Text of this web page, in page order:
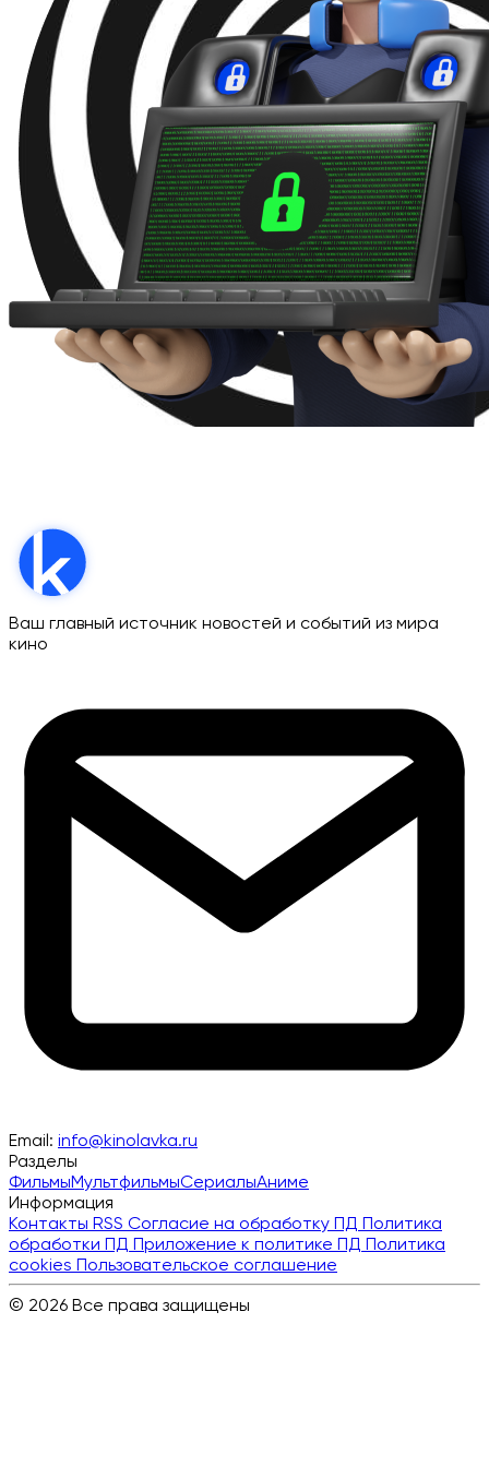
Ваш главный источник новостей и событий из мира
кино
Email: info@kinolavka.ru
Разделы
ФильмыМультфильмыСериалыАниме
Информация
Контакты RSS Согласие на обработку ПД Политика
обработки ПД Приложение к политике ПД Политика
cookies Пользовательское соглашение
© 2026 Все права защищены